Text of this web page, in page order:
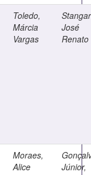
Toledo,
Márcia
Vargas
José
Renato
Moraes,
Alice
Júnior,